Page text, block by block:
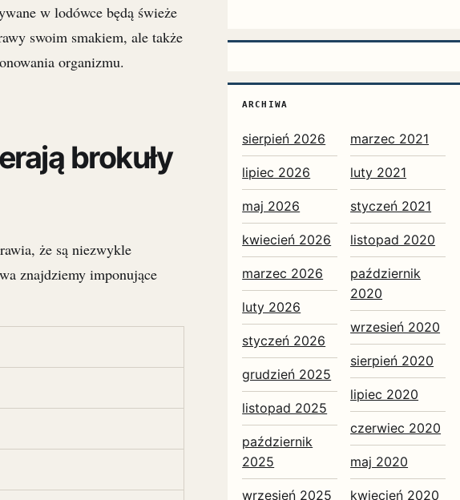
w lodówce będą świeże
swoim smakiem, ale także
organizmu.
brokuły
że są niezwykle
znajdziemy imponujące
ARCHIWA
sierpień 2026
lipiec 2026
maj 2026
kwiecień 2026
marzec 2026
luty 2026
styczeń 2026
grudzień 2025
listopad 2025
październik
2025
wrzesień 2025
marzec 2021
luty 2021
styczeń 2021
listopad 2020
październik
2020
wrzesień 2020
sierpień 2020
lipiec 2020
czerwiec 2020
maj 2020
kwiecień 2020